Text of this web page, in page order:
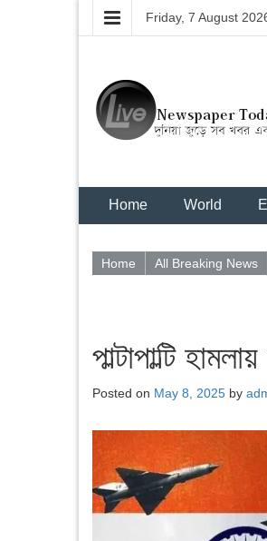
Friday, 7 August
Home World
Home All Breaking News
পাল্টাপাল্টি
Posted on May 8, 2025 by